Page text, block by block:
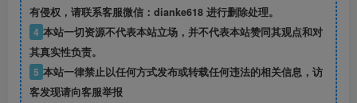
有侵权，请联系客服微信：dianke618 进行删除处理。
4 本站一切资源不代表本站立场，并不代表本站赞同其观点和对
其真实性负责。
5 本站一律禁止以任何方式发布或转载任何违法的相关信息，访
客发现请向客服举报